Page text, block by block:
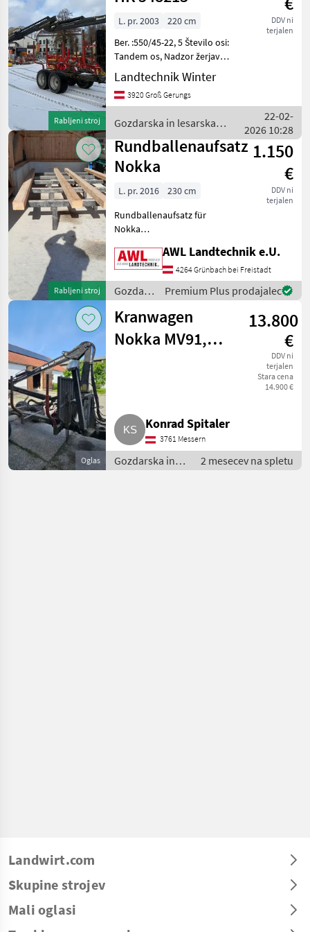
/ Nokka
Rabljeni stroj
DDV ni
terjalen
L. pr. 2003
220 cm
Ber. :550/45-22, 5 Število osi:
Tandem os, Nadzor žerjava:
Joystick, Pari opornikov: 4
pari opornikov, Lastna
oskrba z nafto, Neskončni
členasto vlečn
Landtechnik Winter
3920 Groß Gerungs
Gozdarska in lesarska
mehanizacija / Nokka
22-02-
2026 10:28
Rabljeni stroj
Rundballenaufsatz
Nokka
1.150
€
DDV ni
terjalen
L. pr. 2016
230 cm
Rundballenaufsatz für
Nokka
Rohrdurchmesser 90mm,
Abstand zwischen den
Rohren 940mm, Gozdarska
in lesarska mehanizacija
Gozdarska prikolica
AWL Landtechnik e.U.
4264 Grünbach bei Freistadt
Gozdarska
in
lesarska
mehanizacija
/ Nokka
Premium Plus prodajalec
Oglas
Kranwagen
Nokka MV91,
13.800
€
DDV ni
terjalen
Stara cena
14.900 €
Konrad Spitaler
3761 Messern
Gozdarska in
lesarska
2 mesecev na spletu
Landwirt.com
Skupine strojev
Mali oglasi